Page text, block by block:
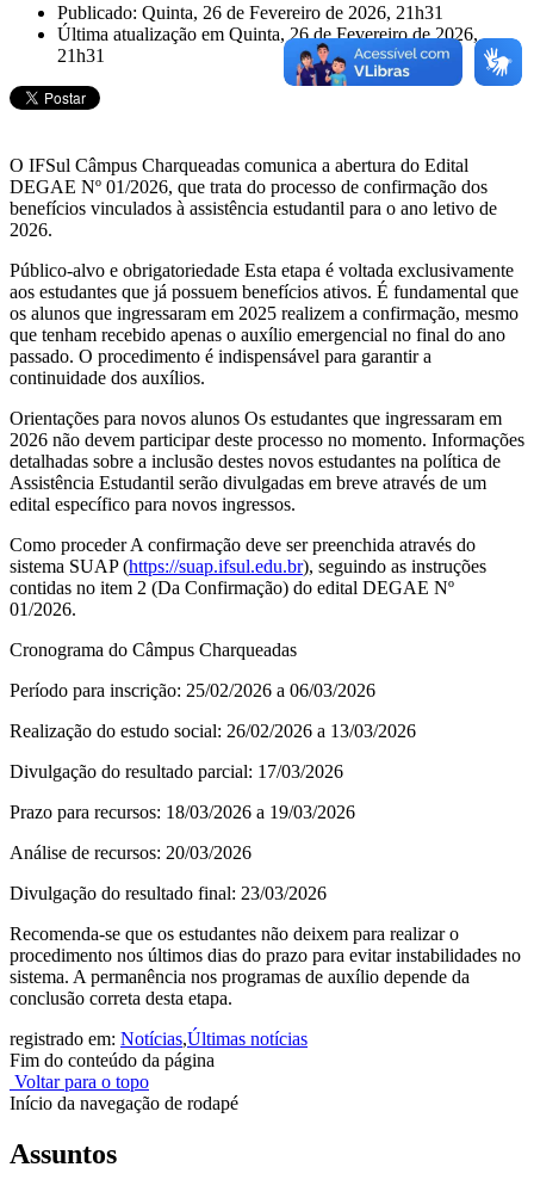
Publicado: Quinta, 26 de Fevereiro de 2026, 21h31
Última atualização em Quinta, 26 de Fevereiro de 2026,
21h31
O IFSul Câmpus Charqueadas comunica a abertura do Edital
DEGAE Nº 01/2026, que trata do processo de confirmação dos
benefícios vinculados à assistência estudantil para o ano letivo de
2026.
Público-alvo e obrigatoriedade Esta etapa é voltada exclusivamente
aos estudantes que já possuem benefícios ativos. É fundamental que
os alunos que ingressaram em 2025 realizem a confirmação, mesmo
que tenham recebido apenas o auxílio emergencial no final do ano
passado. O procedimento é indispensável para garantir a
continuidade dos auxílios.
Orientações para novos alunos Os estudantes que ingressaram em
2026 não devem participar deste processo no momento. Informações
detalhadas sobre a inclusão destes novos estudantes na política de
Assistência Estudantil serão divulgadas em breve através de um
edital específico para novos ingressos.
Como proceder A confirmação deve ser preenchida através do
sistema SUAP (https://suap.ifsul.edu.br), seguindo as instruções
contidas no item 2 (Da Confirmação) do edital DEGAE Nº
01/2026.
Cronograma do Câmpus Charqueadas
Período para inscrição: 25/02/2026 a 06/03/2026
Realização do estudo social: 26/02/2026 a 13/03/2026
Divulgação do resultado parcial: 17/03/2026
Prazo para recursos: 18/03/2026 a 19/03/2026
Análise de recursos: 20/03/2026
Divulgação do resultado final: 23/03/2026
Recomenda-se que os estudantes não deixem para realizar o
procedimento nos últimos dias do prazo para evitar instabilidades no
sistema. A permanência nos programas de auxílio depende da
conclusão correta desta etapa.
registrado em: Notícias,Últimas notícias
Fim do conteúdo da página
Voltar para o topo
Início da navegação de rodapé
Assuntos